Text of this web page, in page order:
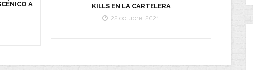
A
KILLS EN LA CARTELERA
22 octubre, 2021